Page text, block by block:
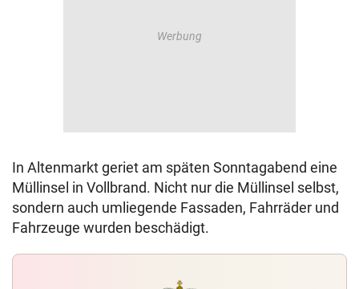
In Altenmarkt geriet am späten Sonntagabend eine
Müllinsel in Vollbrand. Nicht nur die Müllinsel selbst,
sondern auch umliegende Fassaden, Fahrräder und
Fahrzeuge wurden beschädigt.